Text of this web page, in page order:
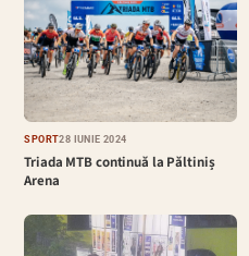
SPORT28 IUNIE 2024
Triada MTB continuă la Păltiniș
Arena